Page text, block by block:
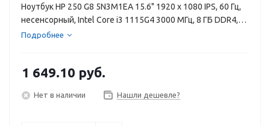
Ноутбук HP 250 G8 5N3M1EA 15.6" 1920 x 1080 IPS, 60 Гц,
несенсорный, Intel Core i3 1115G4 3000 МГц, 8 ГБ DDR4,
SSD 256 ГБ, видеокарта встроенная, Windows 11, цвет
Подробнее
1 649.10 руб.
Нет в наличии Нашли дешевле?